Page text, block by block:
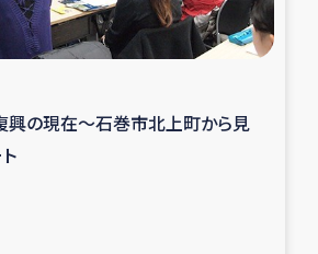
興の現在～石巻市北上町から見